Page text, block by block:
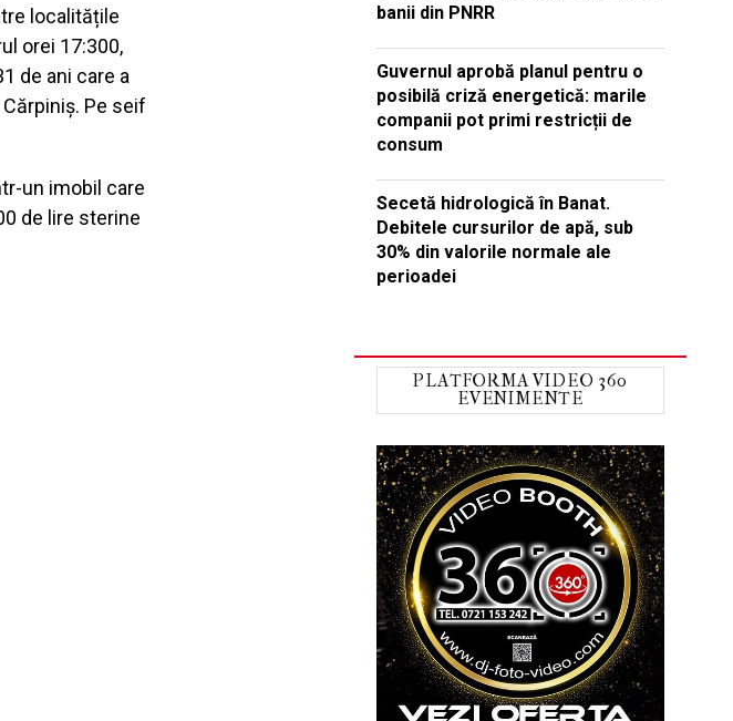
localitățile
orei 17:300,
de ani care a
Pe seif
un imobil care
de lire sterine
banii din PNRR
Guvernul aprobă planul pentru o
posibilă criză energetică: marile
companii pot primi restricții de
consum
Secetă hidrologică în Banat.
Debitele cursurilor de apă, sub
30% din valorile normale ale
perioadei
PLATFORMA VIDEO 360
EVENIMENTE